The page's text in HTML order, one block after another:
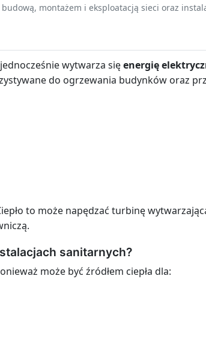
montażem i eksploatacją sieci oraz
wytwarza sięenergię
do ogrzewania budynków oraz
to może napędzać turbinę
sanitarnych?
może być źródłem ciepła dla: